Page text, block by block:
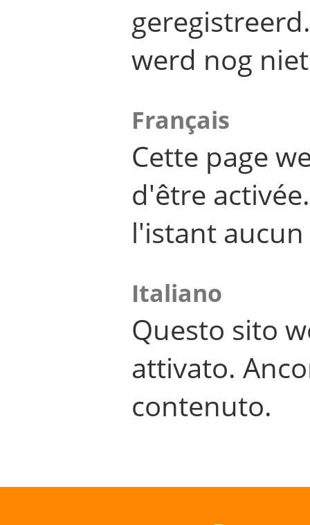
werd nog
Français
Cette page
d'être
l'istant
Italiano
Questo sito
attivato.
contenuto.